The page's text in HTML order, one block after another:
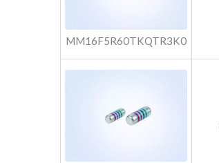
MM16F5R60TKQTR3K0